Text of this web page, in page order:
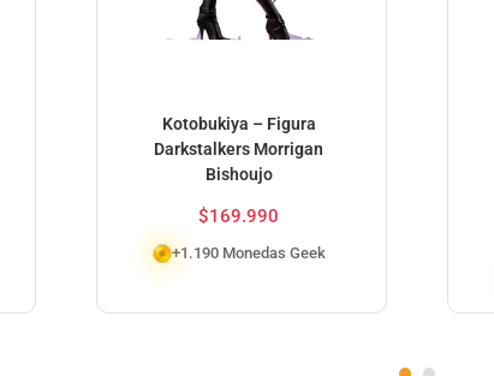
Kotobukiya – Figura
Darkstalkers Morrigan
Bishoujo
$169.990
+1.190 Monedas Geek